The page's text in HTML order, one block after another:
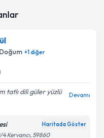
+1diğer
tatlı dili güler yüzlü
Devamı
Haritada Göster
4 Kervancı, 59860